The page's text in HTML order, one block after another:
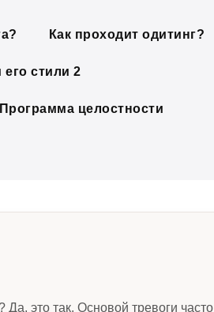
Как проходит одитинг?
стили 2
Программа целостности
это так. Основой тревоги часто